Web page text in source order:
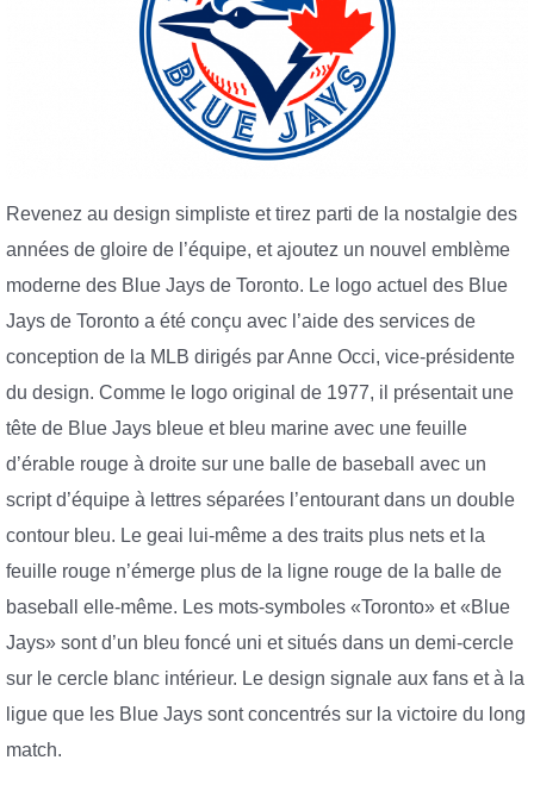
Revenez au design simpliste et tirez parti de la nostalgie des
années de gloire de l’équipe, et ajoutez un nouvel emblème
moderne des Blue Jays de Toronto. Le logo actuel des Blue
Jays de Toronto a été conçu avec l’aide des services de
conception de la MLB dirigés par Anne Occi, vice-présidente
du design. Comme le logo original de 1977, il présentait une
tête de Blue Jays bleue et bleu marine avec une feuille
d’érable rouge à droite sur une balle de baseball avec un
script d’équipe à lettres séparées l’entourant dans un double
contour bleu. Le geai lui-même a des traits plus nets et la
feuille rouge n’émerge plus de la ligne rouge de la balle de
baseball elle-même. Les mots-symboles «Toronto» et «Blue
Jays» sont d’un bleu foncé uni et situés dans un demi-cercle
sur le cercle blanc intérieur. Le design signale aux fans et à la
ligue que les Blue Jays sont concentrés sur la victoire du long
match.